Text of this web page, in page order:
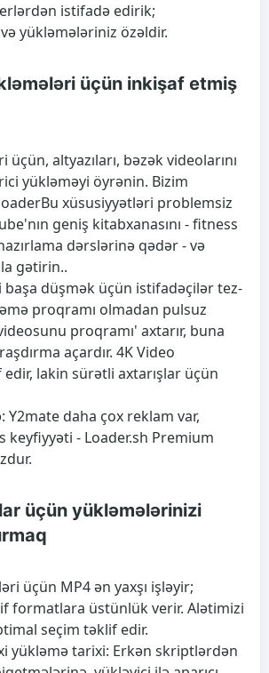
istifadə edirik;
yükləmələriniz özəldir.
üçün inkişaf etmiş
altyazıları, bəzək videolarını
yükləməyi öyrənin. Bizim
Bu xüsusiyyətləri problemsiz
geniş kitabxanasını - fitness
dərslərinə qədər - və
gətirin..
başa düşmək üçün istifadəçilər tez-
proqramı olmadan pulsuz
proqramı' axtarır, buna
açardır. 4K Video
lakin sürətli axtarışlar üçün
Y2mate daha çox reklam var,
keyfiyyəti - Loader.sh Premium
üçün yükləmələrinizi
üçün MP4 ən yaxşı işləyir;
formatlara üstünlük verir. Alətimizi
seçim təklif edir.
yükləmə tarixi: Erkən skriptlərdən